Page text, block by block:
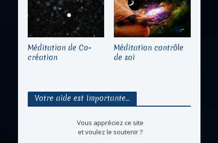
Méditation de Co-
création
Méditation contrôle
de soi
Votre aide est Importante…
Vous appréciez ce site
et voulez le soutenir ?